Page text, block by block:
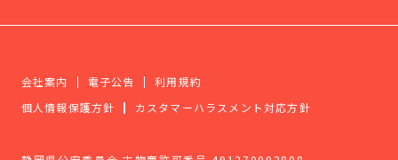
会社案内 電子公告
利用規約
個人情報保護方針
カスタマーハラスメント対応方針